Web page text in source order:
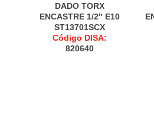
DADO TORX
ENCASTRE 1/2" E10
ST13701SCX
Código DISA:
820640